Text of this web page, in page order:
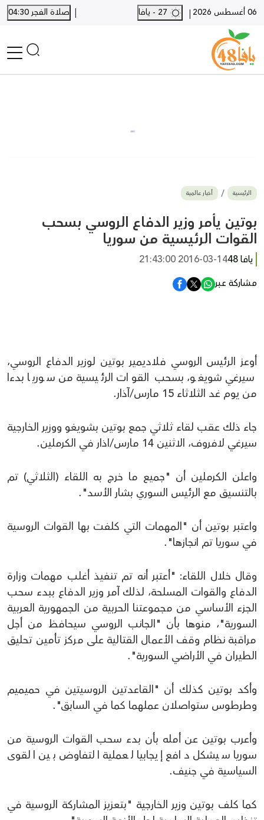
06 أغسطس 2026 |
| صلاة الفجر 04:30
بيع وشراء
أخبار القدس
وفيات
المزيد
ارسل خبر
الرئيسية أخبار عالمية
بوتين يأمر وزير الدفاع الروسي بسحب
القوات الرئيسية من سوريا
يافا 48
2016-03-14 21:43:00
مشاركة عبر
أوعز الرئيس الروسي فلاديمير بوتين لوزير الدفاع الروسي،
سيرغي شويغو، بسحب القوات الرئيسية من سوريا بدءا
من يوم غد الثلاثاء 15 مارس/آذار.
جاء ذلك عقب لقاء ثلاثي جمع بوتين بشويغو ووزير الخارجية
سيرغي لافروف، الاثنين 14 مارس/اذار في الكرملين.
واعلن الكرملين أن "جميع ما خرج به اللقاء (الثلاثي) تم
بالتنسيق مع الرئيس السوري بشار الأسد".
واعتبر بوتين أن "المهمات التي كلفت بها القوات الروسية
في سوريا تم انجازها".
وقال خلال اللقاء: "أعتبر أنه تم تنفيذ أغلب مهمات وزارة
الدفاع والقوات المسلحة، لذلك آمر وزير الدفاع ببدء سحب
الجزء الأساسي من مجموعتنا الحربية من الجمهورية العربية
السورية"، منوها بأن "الجانب الروسي سيحافظ من أجل
مراقبة نظام وقف الأعمال القتالية على مركز تأمين تحليق
الطيران في الأراضي السورية".
وأكد بوتين كذلك أن "القاعدتين الروسيتين في حميميم
وطرطوس ستواصلان عملهما كما في السابق".
وأعرب بوتين عن أمله بأن بدء سحب القوات الروسية من
سوريا سيشكل دافع إيجابيا لعملية التفاوض بين القوى
السياسية في جنيف.
كما كلف بوتين وزير الخارجية "بتعزيز المشاركة الروسية في